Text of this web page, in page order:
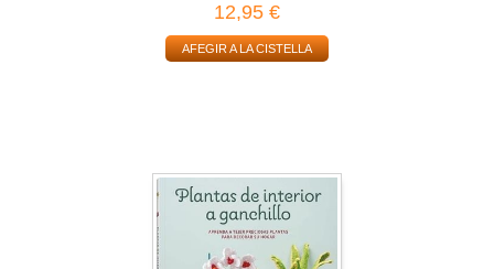
12,95 €
AFEGIR A LA CISTELLA